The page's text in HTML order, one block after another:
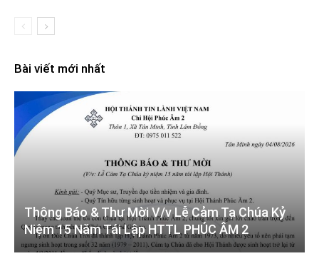
Bài viết mới nhất
Thông Báo & Thư Mời V/v Lễ Cảm Tạ Chúa Kỷ
Niệm 15 Năm Tái Lập HTTL PHÚC ÂM 2